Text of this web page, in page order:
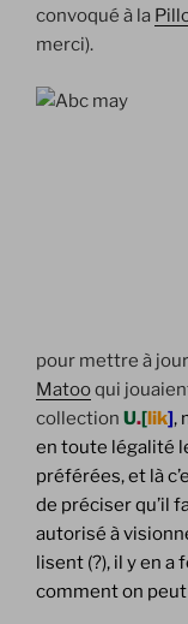
convoqué à la
merci).
pour mettre à
Matooqui
collection U.[lik],
en toute légalité
préférées, et là
de préciser qu’il
autorisé à
lisent (?), il y en
comment on